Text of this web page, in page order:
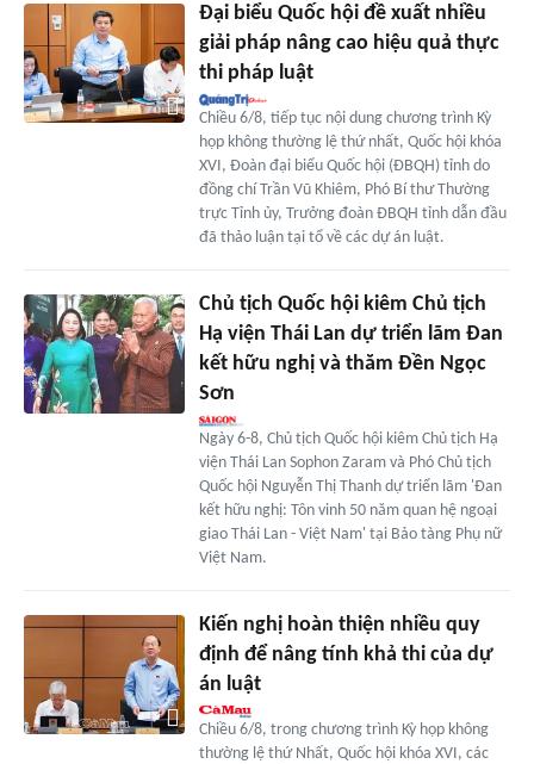
Đại biểu Quốc hội đề xuất nhiều
giải pháp nâng cao hiệu quả thực
thi pháp luật
Chiều 6/8, tiếp tục nội dung chương trình Kỳ
họp không thường lệ thứ nhất, Quốc hội khóa
XVI, Đoàn đại biểu Quốc hội (ĐBQH) tỉnh do
đồng chí Trần Vũ Khiêm, Phó Bí thư Thường
trực Tỉnh ủy, Trưởng đoàn ĐBQH tỉnh dẫn đầu
đã thảo luận tại tổ về các dự án luật.
Chủ tịch Quốc hội kiêm Chủ tịch
Hạ viện Thái Lan dự triển lãm Đan
kết hữu nghị và thăm Đền Ngọc
Sơn
Ngày 6-8, Chủ tịch Quốc hội kiêm Chủ tịch Hạ
viện Thái Lan Sophon Zaram và Phó Chủ tịch
Quốc hội Nguyễn Thị Thanh dự triển lãm 'Đan
kết hữu nghị: Tôn vinh 50 năm quan hệ ngoại
giao Thái Lan - Việt Nam' tại Bảo tàng Phụ nữ
Việt Nam.
Kiến nghị hoàn thiện nhiều quy
định để nâng tính khả thi của dự
án luật
Chiều 6/8, trong chương trình Kỳ họp không
thường lệ thứ Nhất, Quốc hội khóa XVI, các